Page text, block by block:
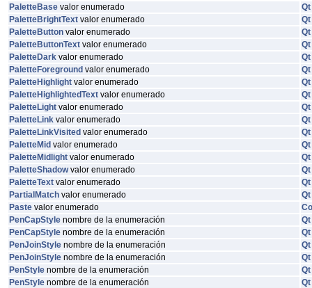
PaletteBase valor enumerado
Qt
PaletteBrightText valor enumerado
Qt
PaletteButton valor enumerado
Qt
PaletteButtonText valor enumerado
Qt
PaletteDark valor enumerado
Qt
PaletteForeground valor enumerado
Qt
PaletteHighlight valor enumerado
Qt
PaletteHighlightedText valor enumerado
Qt
PaletteLight valor enumerado
Qt
PaletteLink valor enumerado
Qt
PaletteLinkVisited valor enumerado
Qt
PaletteMid valor enumerado
Qt
PaletteMidlight valor enumerado
Qt
PaletteShadowvalor enumerado
Qt
PaletteText valor enumerado
Qt
PartialMatch valor enumerado
Qt
Paste valor enumerado
PenCapStyle nombre de la enumeración
Qt
PenCapStyle nombre de la enumeración
Qt
PenJoinStyle nombre de la enumeración
Qt
PenJoinStyle nombre de la enumeración
Qt
PenStyle nombre de la enumeración
Qt
PenStyle nombre de la enumeración
Qt